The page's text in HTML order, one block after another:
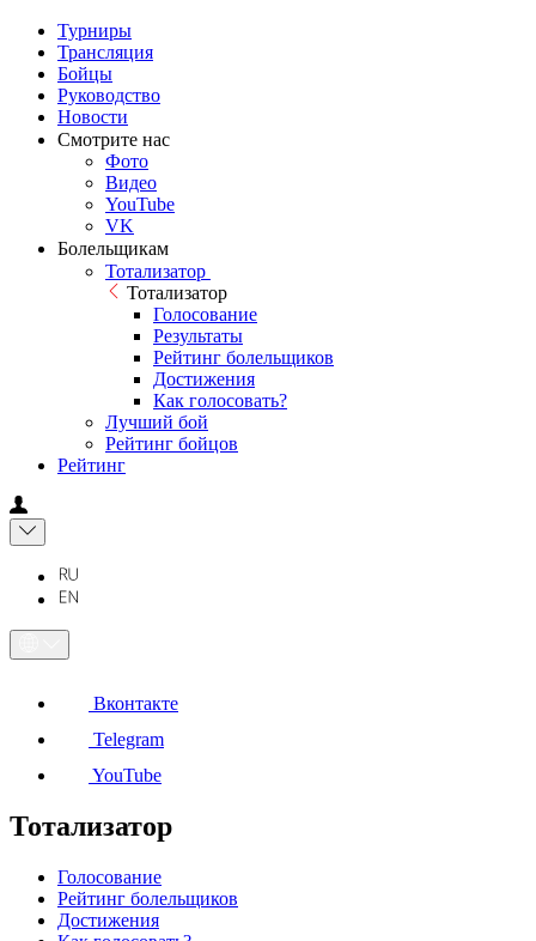
Турниры
Трансляция
Бойцы
Руководство
Новости
Смотрите нас
Фото
Видео
YouTube
VK
Болельщикам
Тотализатор
Тотализатор
Голосование
Результаты
Рейтинг болельщиков
Достижения
Как голосовать?
Лучший бой
Рейтинг бойцов
Рейтинг
Вконтакте
Telegram
YouTube
Тотализатор
Голосование
Рейтинг болельщиков
Достижения